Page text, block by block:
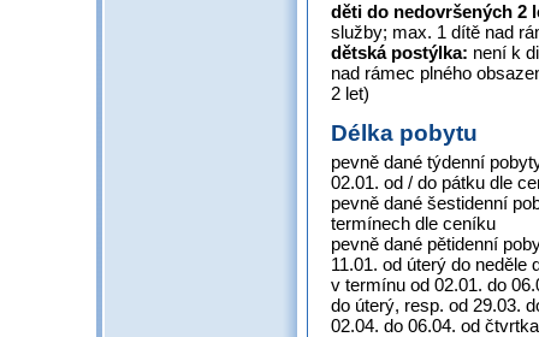
děti do nedovršených 2
služby; max. 1 dítě nad
dětská postýlka: není k
nad rámec plného
2 let)
Délka pobytu
pevně dané týdenní
02.01. od / do pátku dle
pevně dané šestidenní
termínech dle ceníku
pevně dané pětidenní
11.01. od úterý do neděle
v termínu od 02.01. do
do úterý, resp. od 29.03.
02.04. do 06.04. od